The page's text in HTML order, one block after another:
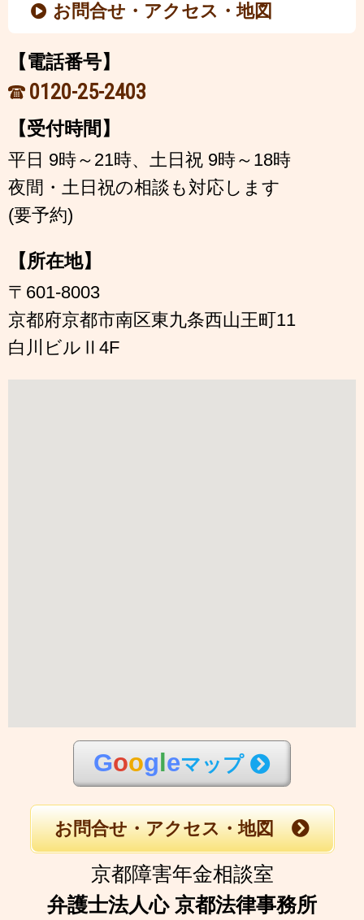
お問合せ・アクセス・地図
【電話番号】
0120-25-2403
【受付時間】
平日 9時～21時、土日祝 9時～18時
夜間・土日祝の相談も対応します
(要予約)
【所在地】
〒601-8003
京都府京都市南区東九条西山王町11
白川ビルⅡ4F
Googleマップ
お問合せ・アクセス・地図
京都障害年金相談室
弁護士法人心 京都法律事務所